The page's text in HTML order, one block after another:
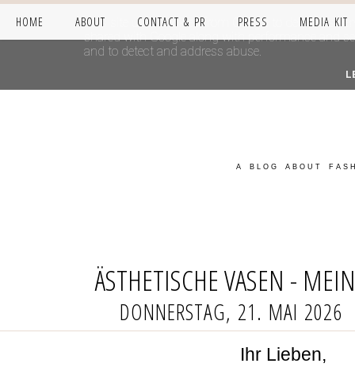
HOME ABOUT CONTACT & PR PRESS MEDIA KIT
A BLOG ABOUT
ÄSTHETISCHE VASEN -
DONNERSTAG, 21. MAI 2026
Ihr Lieben,
This site uses cookies from Google to deliver its
shared with Google along with performance and
and to detect and address abuse.